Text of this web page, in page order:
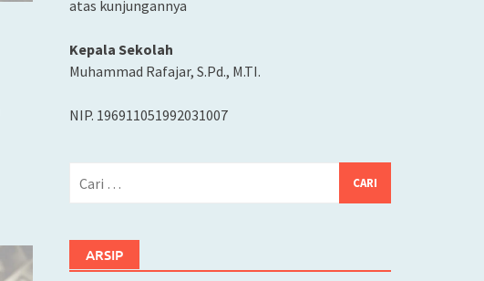
atas kunjungannya
Kepala Sekolah
Muhammad Rafajar, S.Pd., M.TI.
NIP. 196911051992031007
ARSIP